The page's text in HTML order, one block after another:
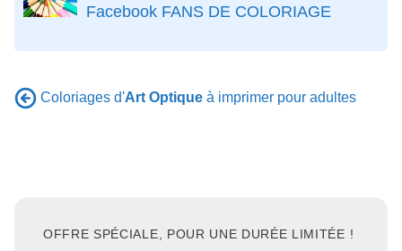
Facebook FANS DE COLORIAGE
Coloriages d'Art Optique à imprimer pour adultes
OFFRE SPÉCIALE, POUR UNE DURÉE LIMITÉE !